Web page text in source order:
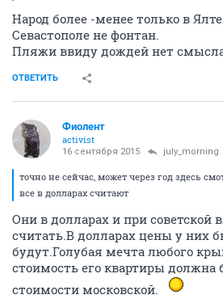
Народ более -менее только в
Севастополе не фонтан.
Пляжи ввиду дождей нет
ОТВЕТИТЬ
Фиолент
activist
16 сентября 2015 july_morning
точно не сейчас, может через год здесь
все в долларах считают
Они в долларах и при советской
считать.В долларах цены у них
будут.Голубая мечта любого
стоимость его квартиры должна
стоимости московской.